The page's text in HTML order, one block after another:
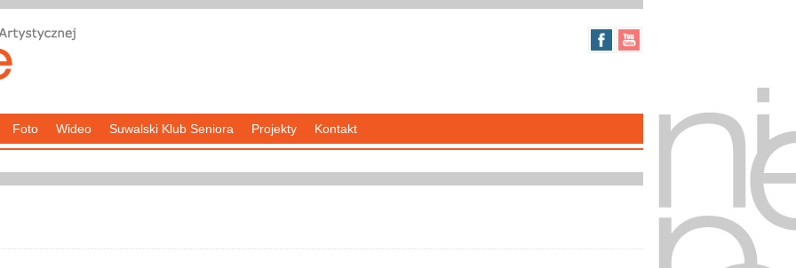
Foto Wideo Suwalski Klub Seniora Projekty Kontakt